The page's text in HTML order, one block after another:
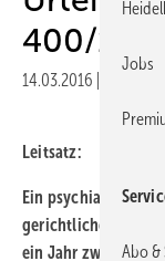
400/13
14.03.2016
Leitsatz:
Ein psychiatrisches
gerichtliche
ein Jahr zwischen
Jobs
Abo &